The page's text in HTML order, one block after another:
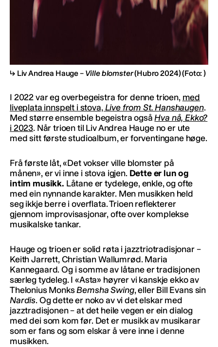
Liv Andrea Hauge – Ville blomster(Hubro 2024)(Foto: )
I 2022 var eg overbegeistra for denne trioen, med
liveplata innspelt i stova,Live from St. Hanshaugen.
Med større ensemble begeistra ogsåHva nå, Ekko?
i 2023. Når trioen til Liv Andrea Hauge no er ute
med sitt første studioalbum, er forventingane høge.
Frå første låt, «Det vokser ville blomster på
månen», er vi inne i stova igjen. Dette er lun og
intim musikk. Låtane er tydelege, enkle, og ofte
med ein nynnande karakter. Men musikken held
seg ikkje berre i overflata. Trioen reflekterer
gjennom improvisasjonar, ofte over komplekse
musikalske tankar.
Hauge og trioen er solid røta i jazztriotradisjonar –
Keith Jarrett, Christian Wallumrød. Maria
Kannegaard. Og i somme av låtane er tradisjonen
særleg tydeleg. I «Asta» høyrer vi kanskje ekko av
Thelonius MonksBemsha Swing, eller Bill Evans sin
Nardis. Og dette er noko av vi det elskar med
jazztradisjonen – at det heile vegen er ein dialog
med dei som kom før. Det er musikk av musikarar
som er fans og som elskar å vere inne i denne
musikken.